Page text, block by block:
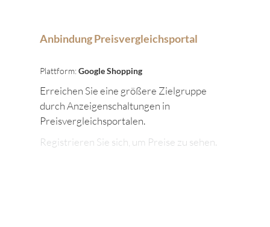
Anbindung Preisvergleichsportal
Plattform:Google Shopping
Erreichen Sie eine größere Zielgruppe
durch Anzeigenschaltungen in
Preisvergleichsportalen.
Registrieren Sie sich, um Preise zu sehen.